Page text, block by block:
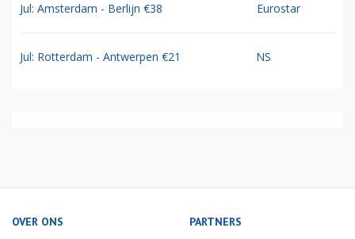
Jul: Amsterdam - Berlijn €38 Eurostar
Jul: Rotterdam - Antwerpen €21 NS
OVER ONS PARTNERS